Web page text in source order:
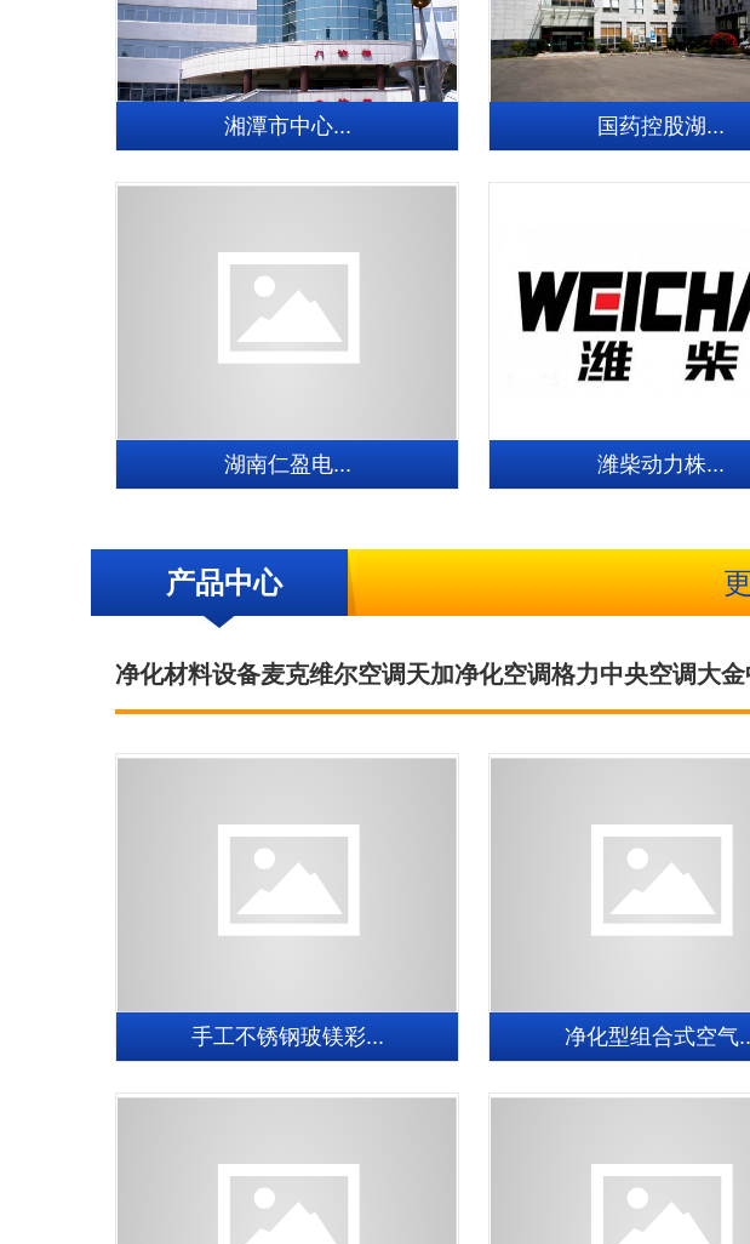
湘潭市中心... 国药控股湖...
湖南仁盈电... 潍柴动力株...
产品中心
净化材料设备麦克维尔空调天加净化空调格力中央空调大
手工不锈钢玻镁彩... 净化型组合式空气